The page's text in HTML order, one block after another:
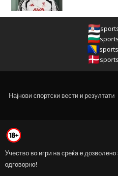
Најнови спортски вести и резултати
Учество во игри на среќа е
одговорно!